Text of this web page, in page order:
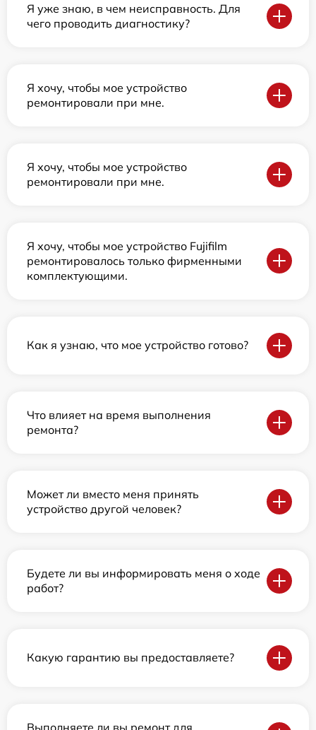
Я уже знаю, в чем неисправность. Для
чего проводить диагностику?
Я хочу, чтобы мое устройство
ремонтировали при мне.
Я хочу, чтобы мое устройство
ремонтировали при мне.
Я хочу, чтобы мое устройство Fujifilm
ремонтировалось только фирменными
комплектующими.
Как я узнаю, что мое устройство готово?
Что влияет на время выполнения
ремонта?
Может ли вместо меня принять
устройство другой человек?
Будете ли вы информировать меня о ходе
работ?
Какую гарантию вы предоставляете?
Выполняете ли вы ремонт для